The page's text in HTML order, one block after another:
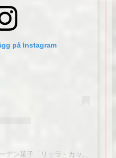
på Instagram